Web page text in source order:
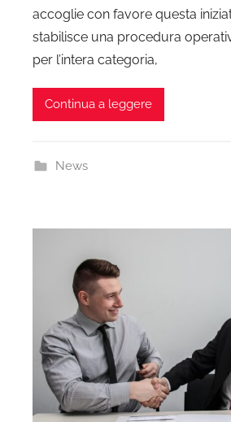
accoglie con favore questa
stabilisce una procedura
per l’intera categoria,
Continua a leggere
News